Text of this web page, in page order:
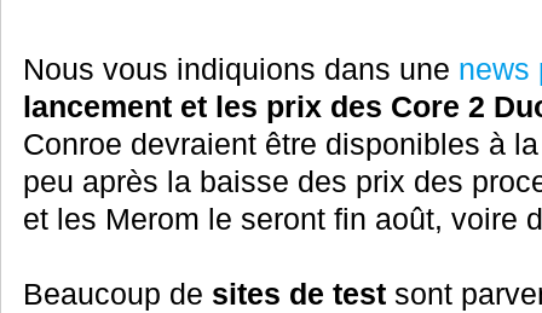
Nous vous indiquions dans une news
lancement et les prix des Core 2
Conroe devraient être disponibles à
peu après la baisse des prix des
et les Merom le seront fin août, voire
Beaucoup de sites de testsont